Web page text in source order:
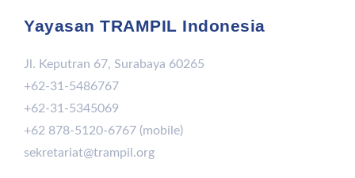
Yayasan TRAMPIL Indonesia
Jl. Keputran 67, Surabaya 60265
+62-31-5486767
+62-31-5345069
+62 878-5120-6767 (mobile)
sekretariat@trampil.org